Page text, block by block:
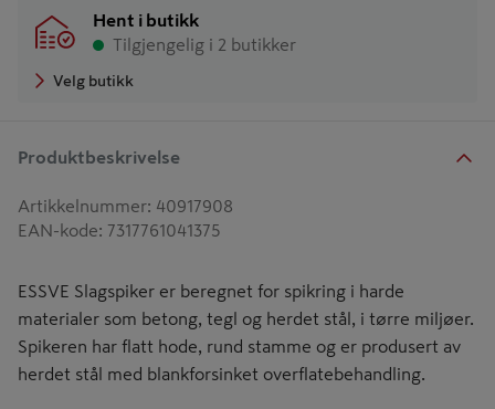
Hent i butikk
Tilgjengelig i 2 butikker
Velg butikk
Produktbeskrivelse
Artikkelnummer: 40917908
EAN-kode: 7317761041375
ESSVE Slagspiker er beregnet for spikring i harde
materialer som betong, tegl og herdet stål, i tørre miljøer.
Spikeren har flatt hode, rund stamme og er produsert av
herdet stål med blankforsinket overflatebehandling.